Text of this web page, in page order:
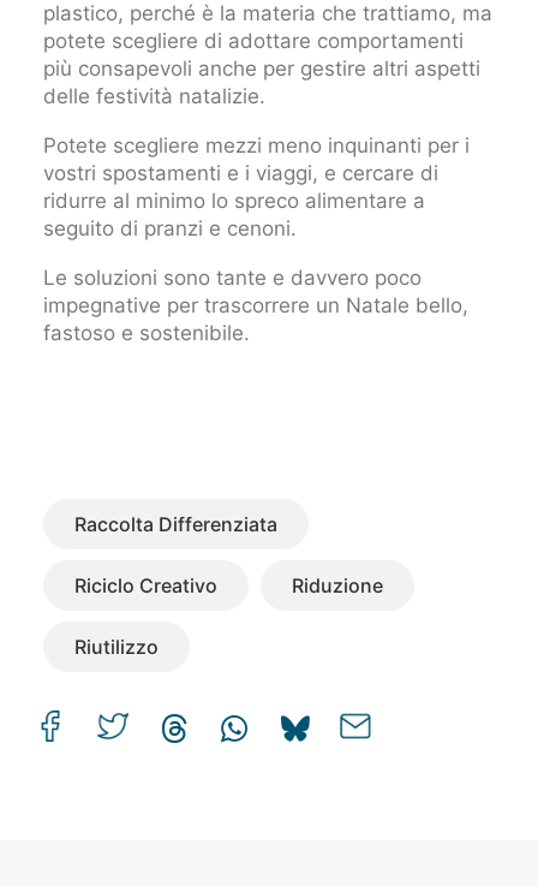
plastico, perché è la materia che trattiamo, ma
potete scegliere di adottare comportamenti
più consapevoli anche per gestire altri aspetti
delle festività natalizie.
Potete scegliere mezzi meno inquinanti per i
vostri spostamenti e i viaggi, e cercare di
ridurre al minimo lo spreco alimentare a
seguito di pranzi e cenoni.
Le soluzioni sono tante e davvero poco
impegnative per trascorrere un Natale bello,
fastoso e sostenibile.
Raccolta Differenziata
Riciclo Creativo Riduzione
Riutilizzo